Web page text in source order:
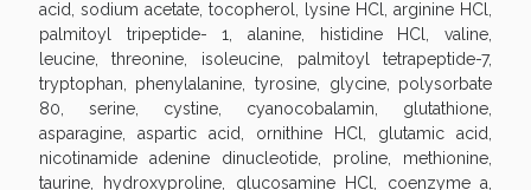
acid, sodium acetate, tocopherol, lysine HCl, arginine HCl,
palmitoyl tripeptide- 1, alanine, histidine HCl, valine,
leucine, threonine, isoleucine, palmitoyl tetrapeptide-7,
tryptophan, phenylalanine, tyrosine, glycine, polysorbate
80, serine, cystine, cyanocobalamin, glutathione,
asparagine, aspartic acid, ornithine HCl, glutamic acid,
nicotinamide adenine dinucleotide, proline, methionine,
taurine, hydroxyproline, glucosamine HCl, coenzyme a,
Scopri le offerte di Oggi